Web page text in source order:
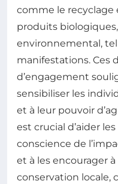
comme le
produits biologiques,
environnemental,
manifestations. Ces
d’engagement
sensibiliser les
et à leur pouvoir
est crucial d’aider
conscience de
et à les encourager
conservation locale,